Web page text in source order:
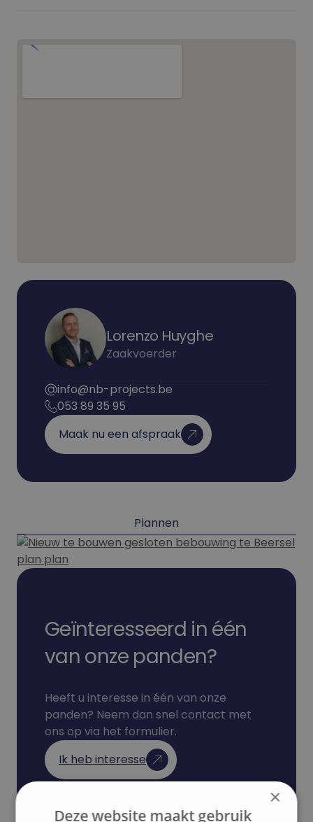
Lorenzo Huyghe
Zaakvoerder
info@nb-projects.be
053 89 35 95
Maak nu een afspraak
Plannen
Geïnteresseerd in één
van onze panden?
Heeft u interesse in één van onze
panden? Neem dan snel contact met
ons op via het formulier.
Ik heb interesse
×
Deze website maakt gebruik